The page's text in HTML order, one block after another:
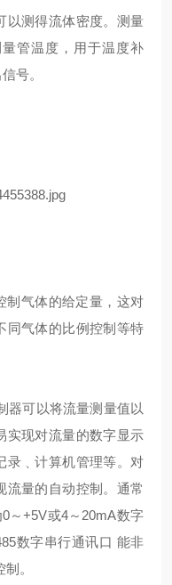
以测得流体密度。测量
管温度，用于温度补
号。
制气体的给定量，这对
同气体的比例控制等特
器可以将流量测量值以
实现对流量的数字显示
录﹑计算机管理等。对
流量的自动控制。通常
～+5V或4～20mA数字
数字串行通讯口 能非
。